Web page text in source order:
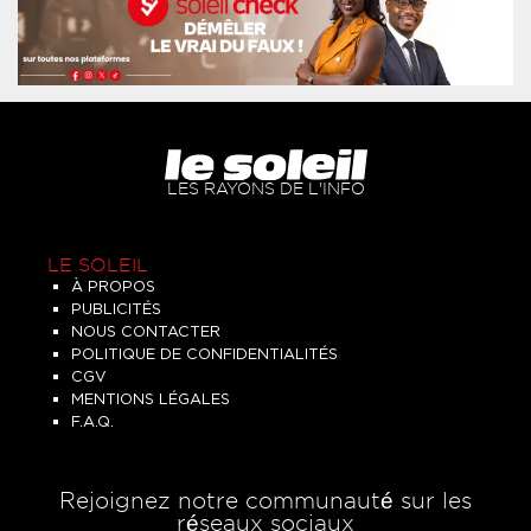
LES RAYONS DE L'INFO
LE SOLEIL
À PROPOS
PUBLICITÉS
NOUS CONTACTER
POLITIQUE DE CONFIDENTIALITÉS
CGV
MENTIONS LÉGALES
F.A.Q.
Rejoignez notre communauté sur les
réseaux sociaux